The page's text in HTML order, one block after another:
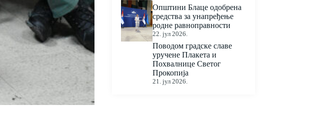
Општини Блаце одобрена
средства за унапређење
родне равноправности
22. јул 2026.
Поводом градске славе
уручене Плакета и
Похвалнице Светог
Прокопија
21. јул 2026.